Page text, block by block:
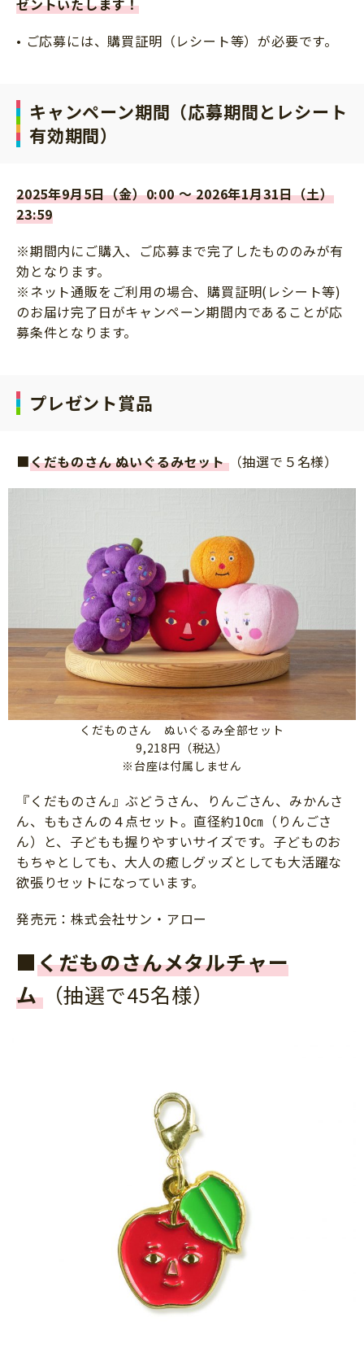
• ご応募には、購買証明（レシート等）が必要です。
キャンペーン期間（応募期間とレシート
有効期間）
2025年9月5日（金）0:00 ～ 2026年1月31日（土）
23:59
※期間内にご購入、ご応募まで完了したもののみが有
効となります。
※ネット通販をご利用の場合、購買証明(レシート等)
のお届け完了日がキャンペーン期間内であることが応
募条件となります。
プレゼント賞品
■くだものさん ぬいぐるみセット（抽選で５名様）
くだものさん ぬいぐるみ全部セット
9,218円（税込）
※台座は付属しません
『くだものさん』ぶどうさん、りんごさん、みかんさ
ん、ももさんの４点セット。直径約10㎝（りんごさ
ん）と、子どもも握りやすいサイズです。子どものお
もちゃとしても、大人の癒しグッズとしても大活躍な
欲張りセットになっています。
発売元：株式会社サン・アロー
■くだものさんメタルチャー
ム（抽選で45名様）